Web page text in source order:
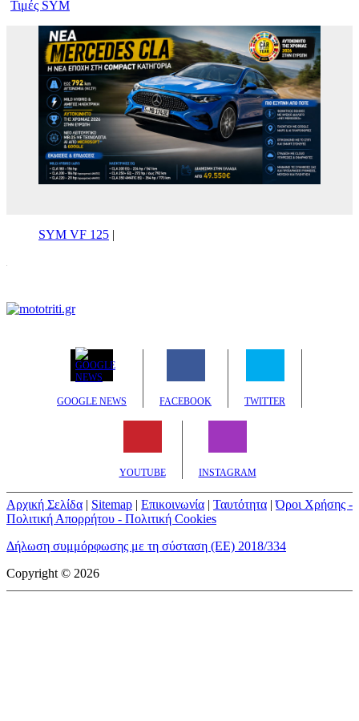
Τιμές SYM
SYM VF 125 |
GOOGLE NEWS FACEBOOK TWITTER
YOUTUBE INSTAGRAM
Αρχική Σελίδα | Sitemap | Επικοινωνία | Ταυτότητα |Όροι Χρήσης -
Πολιτική Απορρήτου - Πολιτική Cookies
Δήλωση συμμόρφωσης με τη σύσταση (ΕΕ) 2018/334
Copyright © 2026